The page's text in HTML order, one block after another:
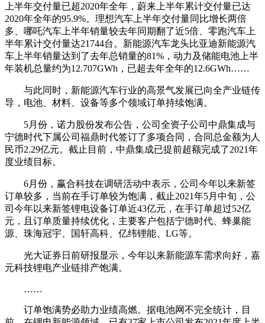
上半年交付量已超2020年全年，蔚来上半年累计交付量已达
2020年全年的95.9%。理想汽车上半年交付量同比增长两倍
多、哪吒汽车上半年销量较去年同期翻了近5倍、零跑汽车上
半年累计交付量达21744台。新能源汽车龙头比亚迪新能源汽
车上半年销量达到了去年总销量的81%，动力及储能电池上半
年装机总量约为12.707GWh，已超去年全年的12.6GWh……
与此同时， 新能源汽车行业的高景气发展已向全产业链传
导，电池、材料、设备等多个领域订单持续饱满。
5月份，诺力股份发布公告，公司全资子公司中鼎集成与
宁德时代下属公司福鼎时代签订了多项合同，合同总金额为人
民币2.29亿元。 截止目前，中鼎集成已提前超额完成了2021年
度业绩目标。
6月份，赢合科技在调研活动中表示，公司今年以来新签
订单较多，当前在手订单较为饱满，截止2021年5月中旬，公
司今年以来新签锂电设备订单近43亿元，在手订单超过52亿
元，且订单质量持续优化，主要客户包括宁德时代、蜂巢能
源、珠海冠宇、国轩高科、亿纬锂能、LG等。
光大证券日前研报显示，今年以来新能源车需求向好，嘉
元科技锂电产业链排产饱满。
……
订单饱满势必助力业绩高燃。据电池网不完全统计，目